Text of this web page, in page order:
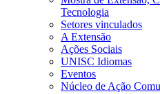
Tecnologia
Setores vinculados
A Extensão
Ações Sociais
UNISC Idiomas
Eventos
Núcleo de Ação